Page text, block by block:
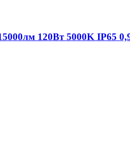
120Вт 5000K IP65